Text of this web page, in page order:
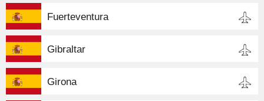
Fuerteventura
Gibraltar
Girona